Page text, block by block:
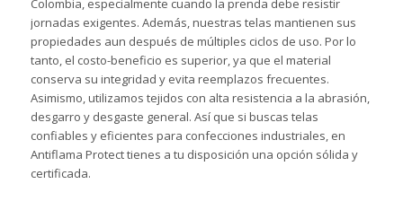
Colombia, especialmente cuando la prenda debe resistir
jornadas exigentes. Además, nuestras telas mantienen sus
propiedades aun después de múltiples ciclos de uso. Por lo
tanto, el costo-beneficio es superior, ya que el material
conserva su integridad y evita reemplazos frecuentes.
Asimismo, utilizamos tejidos con alta resistencia a la abrasión,
desgarro y desgaste general. Así que si buscas telas
confiables y eficientes para confecciones industriales, en
Antiflama Protect tienes a tu disposición una opción sólida y
certificada.